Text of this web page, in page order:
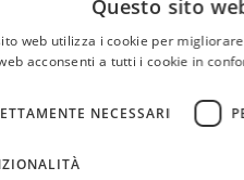
RESI
TERMINI E CONDIZIONI
Questo sito
web utilizza i cookie per
acconsenti a tutti i cookie in
NECESSARI